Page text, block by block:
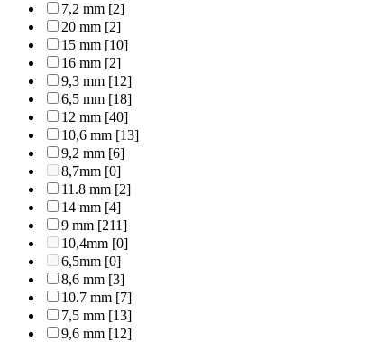
7,2 mm [2]
20 mm [2]
15 mm [10]
16 mm [2]
9,3 mm [12]
6,5 mm [18]
12 mm [40]
10,6 mm [13]
9,2 mm [6]
8,7mm [0]
11.8 mm [2]
14 mm [4]
9 mm [211]
10,4mm [0]
6,5mm [0]
8,6 mm [3]
10.7 mm [7]
7,5 mm [13]
9,6 mm [12]